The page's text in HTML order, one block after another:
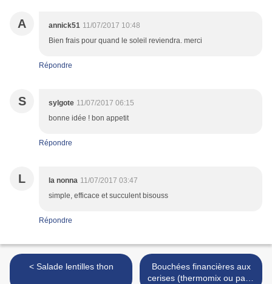
A annick51 11/07/2017 10:48
Bien frais pour quand le soleil reviendra. merci
Répondre
S sylgote 11/07/2017 06:15
bonne idée ! bon appetit
Répondre
L la nonna 11/07/2017 03:47
simple, efficace et succulent bisouss
Répondre
< Salade lentilles thon
Bouchées financières aux
cerises (thermomix ou pas )